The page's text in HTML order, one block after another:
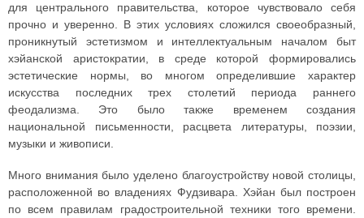
для центрального правительства, которое чувствовало себя
прочно и уверенно. В этих условиях сложился своеобразный,
проникнутый эстетизмом и интеллектуальным началом быт
хэйанской аристократии, в среде которой формировались
эстетические нормы, во многом определившие характер
искусства последних трех столетий периода раннего
феодализма. Это было также временем создания
национальной письменности, расцвета литературы, поэзии,
музыки и живописи.
Много внимания было уделено благоустройству новой столицы,
расположенной во владениях Фудзивара. Хэйан был построен
по всем правилам градостроительной техники того времени.